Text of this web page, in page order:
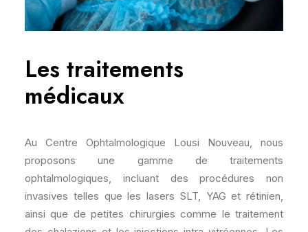
Les traitements
médicaux
Au Centre Ophtalmologique Lousi Nouveau, nous
proposons une gamme de traitements
ophtalmologiques, incluant des procédures non
invasives telles que les lasers SLT, YAG et rétinien,
ainsi que de petites chirurgies comme le traitement